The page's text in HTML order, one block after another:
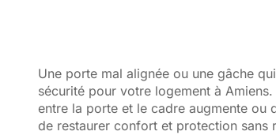
Une porte mal alignée ou une gâche
sécurité pour votre logement à
entre la porte et le cadre augmente ou
de restaurer confort et protection sans